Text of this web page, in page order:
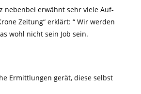
nebenbei erwähnt sehr viele Auf-
Zeitung“ erklärt: “ Wir werden
wohl nicht sein Job sein.
Ermittlungen gerät, diese selbst